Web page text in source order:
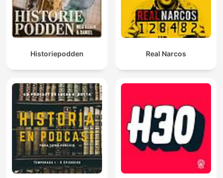
Historiepodden Real Narcos